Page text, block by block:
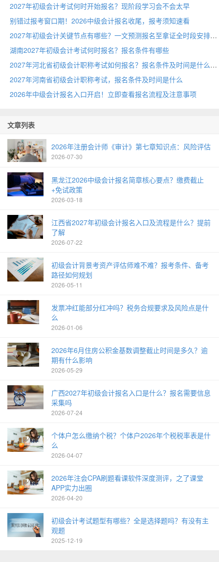
2027年初级会计考试何时开始报名？现阶段学习会不会太早
别错过报考窗口期！2026中级会计报名收尾，报考须知速看
2027年初级会计关键节点有哪些？一文预测报名至拿证全时段安排
湖南2027年初级会计考试何时报名？报名条件有哪些
2027年河北省初级会计职称考试如何报名？报名条件及时间是什么
2027年河南省初级会计职称考试，报名条件及时间是什么
2026年中级会计报名入口开启！立即查看报名流程及注意事项
文章列表
2026年注册会计师《审计》第七章知识点：风险评估
2026-07-30
黑龙江2026中级会计报名简章核心要点？缴费截止
+免试政策
2026-03-18
江西省2027年初级会计报名入口及流程是什么？提前
了解
2026-07-22
初级会计背景考资产评估师难不难？报考条件、备考
路径如何规划
2026-05-11
发票冲红能部分红冲吗？税务合规要求及风险点是什
么
2026-01-06
2026年6月住房公积金基数调整截止时间是多久？逾
期有什么影响
2026-05-29
广西2027年初级会计报名入口是什么？报名需要信息
采集吗
2026-07-24
个体户怎么缴纳个税？个体户2026年个税税率表是什
么
2026-04-07
2026年注会CPA刷题看课软件深度测评，之了课堂
APP实力出圈
2026-04-20
初级会计考试题型有哪些？全是选择题吗？有没有主
观题
2025-12-19